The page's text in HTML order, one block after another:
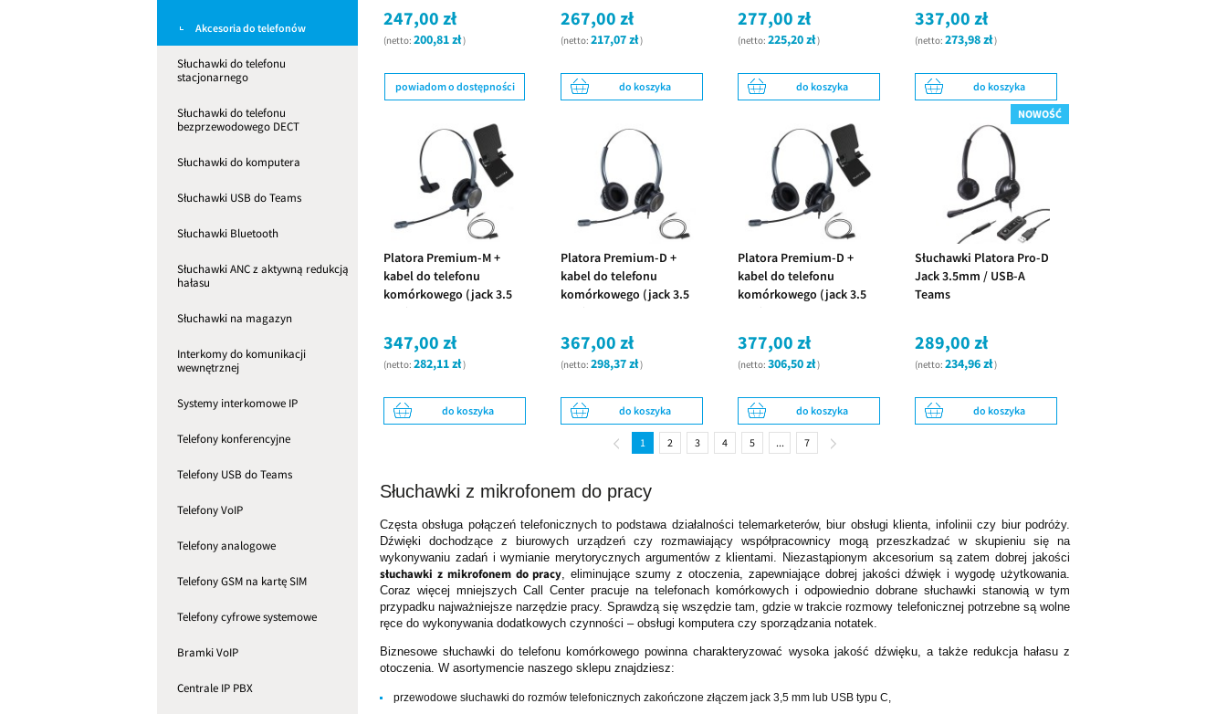
Akcesoria do telefonów
Słuchawki do telefonu
stacjonarnego
Słuchawki do telefonu
bezprzewodowego DECT
Słuchawki do komputera
Słuchawki USB do Teams
Słuchawki Bluetooth
Słuchawki ANC z aktywną redukcją
hałasu
Słuchawki na magazyn
Interkomy do komunikacji
wewnętrznej
Systemy interkomowe IP
Telefony konferencyjne
Telefony USB do Teams
Telefony VoIP
Telefony analogowe
Telefony GSM na kartę SIM
Telefony cyfrowe systemowe
Bramki VoIP
Centrale IP PBX
247,00 zł
(netto: 200,81 zł)
powiadom o dostępności
267,00 zł
(netto: 217,07 zł)
do koszyka
277,00 zł
(netto: 225,20 zł)
do koszyka
337,00 zł
(netto: 273,98 zł)
do koszyka
Platora Premium-M +
kabel do telefonu
komórkowego (jack 3.5
mm) + podstawka na
347,00 zł
(netto: 282,11 zł)
do koszyka
Platora Premium-D +
kabel do telefonu
komórkowego (jack 3.5
mm)
367,00 zł
(netto: 298,37 zł)
do koszyka
Platora Premium-D +
kabel do telefonu
komórkowego (jack 3.5
mm) + podstawka na
377,00 zł
(netto: 306,50 zł)
do koszyka
Słuchawki Platora Pro-D
Jack 3.5mm / USB-A
Teams
289,00 zł
(netto: 234,96 zł)
do koszyka
NOWOŚĆ
1 2 3 4 5 ... 7
Słuchawki z mikrofonem do pracy
Częsta obsługa połączeń telefonicznych to podstawa działalności telemarketerów, biur obsługi klienta, infolinii czy biur podróży.
Dźwięki dochodzące z biurowych urządzeń czy rozmawiający współpracownicy mogą przeszkadzać w skupieniu się na
wykonywaniu zadań i wymianie merytorycznych argumentów z klientami. Niezastąpionym akcesorium są zatem dobrej jakości
słuchawki z mikrofonem do pracy, eliminujące szumy z otoczenia, zapewniające dobrej jakości dźwięk i wygodę użytkowania.
Coraz więcej mniejszych Call Center pracuje na telefonach komórkowych i odpowiednio dobrane słuchawki stanowią w tym
przypadku najważniejsze narzędzie pracy. Sprawdzą się wszędzie tam, gdzie w trakcie rozmowy telefonicznej potrzebne są wolne
ręce do wykonywania dodatkowych czynności – obsługi komputera czy sporządzania notatek.
Biznesowe słuchawki do telefonu komórkowego powinna charakteryzować wysoka jakość dźwięku, a także redukcja hałasu z
otoczenia. W asortymencie naszego sklepu znajdziesz:
przewodowe słuchawki do rozmów telefonicznych zakończone złączem jack 3,5 mm lub USB typu C,